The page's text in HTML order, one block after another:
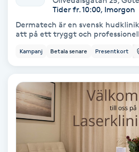
Color correction
Cryoterapi
Dermapen
Diamantslipning
Tider fr. 10:00, Imorgon
Dermatech är en svensk
att på ett tryggt och
Kampanj Betala senare Presentkort